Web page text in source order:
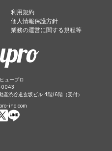
利用規約
個人情報保護方針
業務の運営に関する規程等
ュープロ
0043
渋谷道玄坂ビル 4階/6階（受付）
inc.com